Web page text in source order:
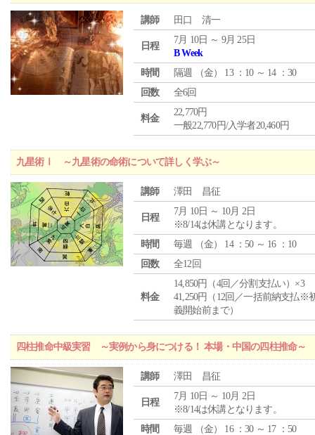
講師 田口 清一
日程
7月 10日 ～ 9月 25日
B Week
時間
隔週 （金） 13 ：10 ～ 14 ：30
回数
全6回
料金
22,770円
一般22,770円/入学者20,460円
九星術Ⅰ ～九星術の命術について詳しく学ぶ～
講師 澤田 昌征
日程
7月 10日 ～ 10月 2日
※8/14は休講となります。
時間
毎週 （金） 14 ：50 ～ 16 ：10
回数
全12回
料金
14,850円（4回／分割支払い）×3
41,250円（12回／一括前納支払※
義開始前まで）
四柱推命中級実習 ～実例から身につける！ 本場・中国の四柱推命～
講師 澤田 昌征
日程
7月 10日 ～ 10月 2日
※8/14は休講となります。
時間
毎週 （金） 16 ：30 ～ 17 ：50